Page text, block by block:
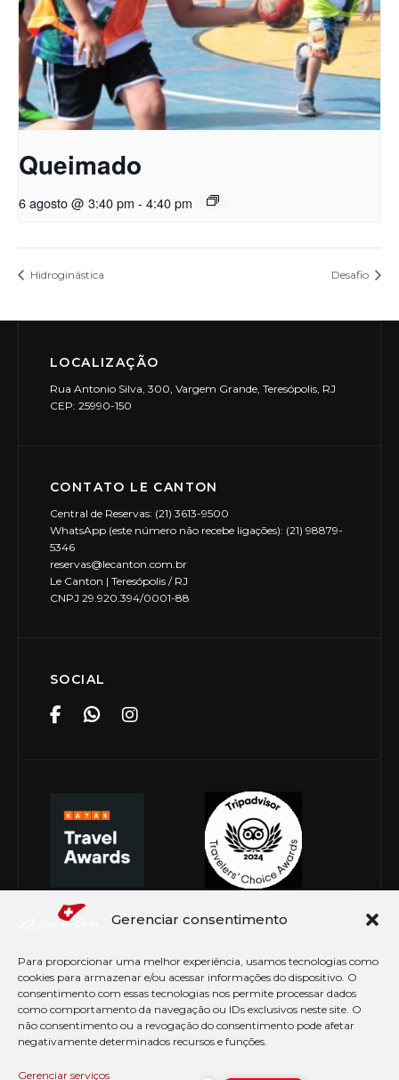
Gerenciar consentimento
Para proporcionar uma melhor experiência, usamos tecnologias como
cookies para armazenar e/ou acessar informações do dispositivo. O
consentimento com essas tecnologias nos permite processar dados
como comportamento da navegação ou IDs exclusivos neste site. O
não consentimento ou a revogação do consentimento pode afetar
negativamente determinados recursos e funções.
Gerenciar serviços
Queimado
6 agosto @ 3:40 pm - 4:40 pm
Hidroginástica Desafio
LOCALIZAÇÃO
Rua Antonio Silva, 300, Vargem Grande, Teresópolis, RJ
CEP: 25990-150
CONTATO LE CANTON
Central de Reservas: (21) 3613-9500
WhatsApp (este número não recebe ligações): (21) 98879-
5346
reservas@lecanton.com.br
Le Canton | Teresópolis / RJ
CNPJ 29.920.394/0001-88
SOCIAL
© Copyright 2026 Le Canton. Todos os direitos